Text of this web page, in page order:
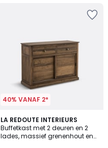
40% VANAF 2*
LA REDOUTE INTERIEURS
Buffetkast met 2 deuren en 2
lades, massief grenenhout en
4.6
/ 5